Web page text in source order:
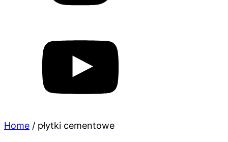
Home / płytki cementowe